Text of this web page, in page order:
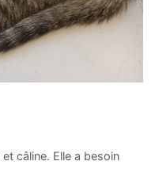
câline. Elle a besoin